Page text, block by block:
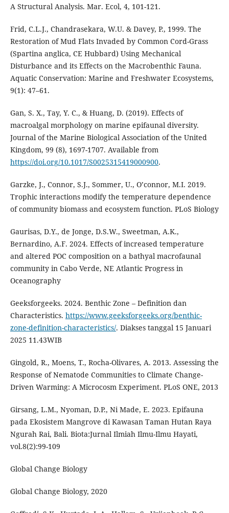
A Structural Analysis. Mar. Ecol, 4, 101-121.
Frid, C.L.J., Chandrasekara, W.U. & Davey, P., 1999. The
Restoration of Mud Flats Invaded by Common Cord-Grass
(Spartina anglica, CE Hubbard) Using Mechanical
Disturbance and its Effects on the Macrobenthic Fauna.
Aquatic Conservation: Marine and Freshwater Ecosystems,
9(1): 47–61.
Gan, S. X., Tay, Y. C., & Huang, D. (2019). Effects of
macroalgal morphology on marine epifaunal diversity.
Journal of the Marine Biological Association of the United
Kingdom, 99 (8), 1697-1707. Available from
https://doi.org/10.1017/S0025315419000900.
Garzke, J., Connor, S.J., Sommer, U., O’connor, M.I. 2019.
Trophic interactions modify the temperature dependence
of community biomass and ecosystem function. PLoS Biology
Gaurisas, D.Y., de Jonge, D.S.W., Sweetman, A.K.,
Bernardino, A.F. 2024. Effects of increased temperature
and altered POC composition on a bathyal macrofaunal
community in Cabo Verde, NE Atlantic Progress in
Oceanography
Geeksforgeeks. 2024. Benthic Zone – Definition dan
Characteristics. https://www.geeksforgeeks.org/benthic-
zone-definition-characteristics/. Diakses tanggal 15 Januari
2025 11.43WIB
Gingold, R., Moens, T., Rocha-Olivares, A. 2013. Assessing the
Response of Nematode Communities to Climate Change-
Driven Warming: A Microcosm Experiment. PLoS ONE, 2013
Girsang, L.M., Nyoman, D.P., Ni Made, E. 2023. Epifauna
pada Ekosistem Mangrove di Kawasan Taman Hutan Raya
Ngurah Rai, Bali. Biota:Jurnal Ilmiah Ilmu-Ilmu Hayati,
vol.8(2):99-109
Global Change Biology
Global Change Biology, 2020